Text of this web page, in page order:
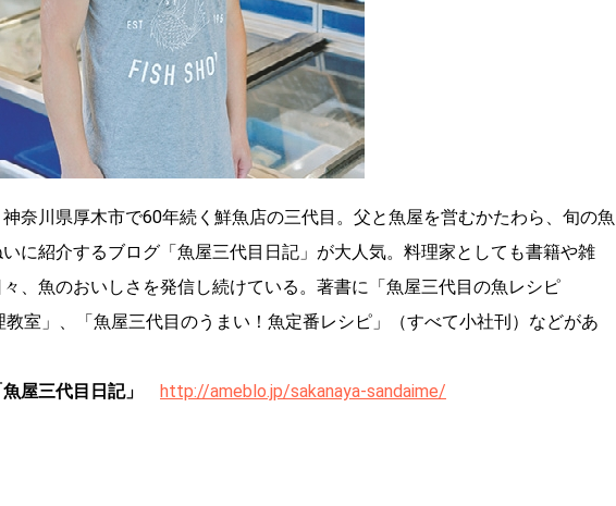
奈川県厚木市で60年続く鮮魚店の三代目。父と魚屋を営むかたわら、旬の魚
に紹介するブログ「魚屋三代目日記」が大人気。料理家としても書籍や雑
、魚のおいしさを発信し続けている。著書に「魚屋三代目の魚レシピ
室」、「魚屋三代目のうまい！魚定番レシピ」（すべて小社刊）などがあ
屋三代目日記」 http://ameblo.jp/sakanaya-sandaime/